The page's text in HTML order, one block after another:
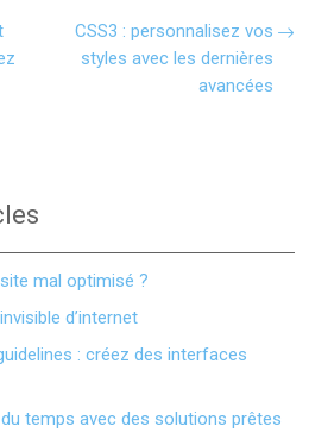
CSS3 : personnalisez vos
styles avec les dernières
avancées
mal optimisé ?
d’internet
: créez des interfaces
temps avec des solutions prêtes